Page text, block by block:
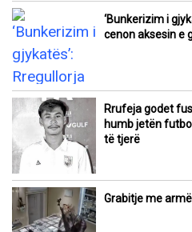
‘Bunkerizim i
cenon aksesin e
Rrufeja godet
humb jetën
të tjerë
Grabitje me